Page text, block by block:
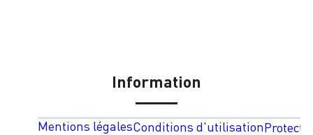
Information
Mentions légalesConditions d'utilisation